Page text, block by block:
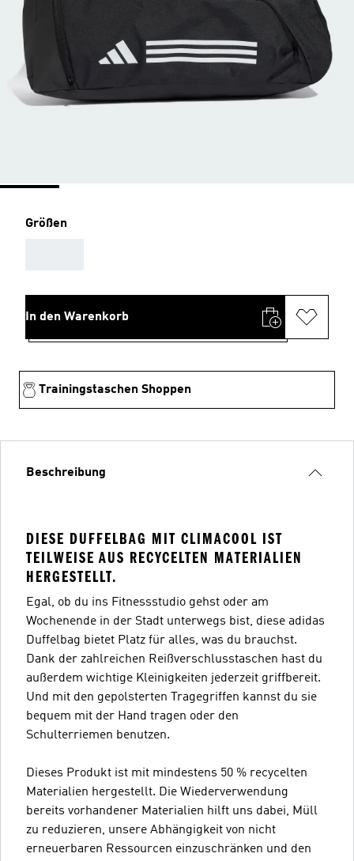
Größen
In den Warenkorb
Trainingstaschen Shoppen
Beschreibung
DIESE DUFFELBAG MIT CLIMACOOL IST
TEILWEISE AUS RECYCELTEN MATERIALIEN
HERGESTELLT.
Egal, ob du ins Fitnessstudio gehst oder am
Wochenende in der Stadt unterwegs bist, diese adidas
Duffelbag bietet Platz für alles, was du brauchst.
Dank der zahlreichen Reißverschlusstaschen hast du
außerdem wichtige Kleinigkeiten jederzeit griffbereit.
Und mit den gepolsterten Tragegriffen kannst du sie
bequem mit der Hand tragen oder den
Schulterriemen benutzen.
Dieses Produkt ist mit mindestens 50 % recycelten
Materialien hergestellt. Die Wiederverwendung
bereits vorhandener Materialien hilft uns dabei, Müll
zu reduzieren, unsere Abhängigkeit von nicht
erneuerbaren Ressourcen einzuschränken und den